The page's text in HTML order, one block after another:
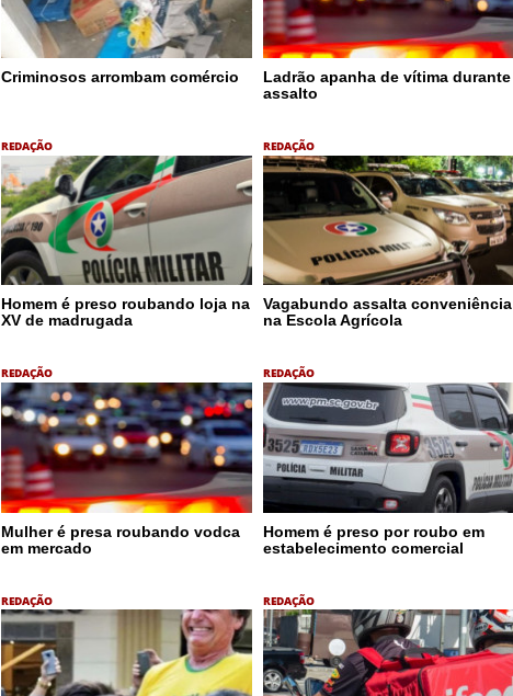
Criminosos arrombam comércio
Ladrão apanha de vítima durante
assalto
REDAÇÃO
Homem é preso roubando loja na
XV de madrugada
REDAÇÃO
Vagabundo assalta conveniência
na Escola Agrícola
REDAÇÃO
Mulher é presa roubando vodca
em mercado
REDAÇÃO
Homem é preso por roubo em
estabelecimento comercial
REDAÇÃO REDAÇÃO